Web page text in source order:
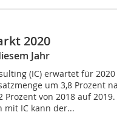
2020
Jahr
(IC) erwartet für
um 3,8 Prozent
Prozent von 2018 auf
mit IC kann der...